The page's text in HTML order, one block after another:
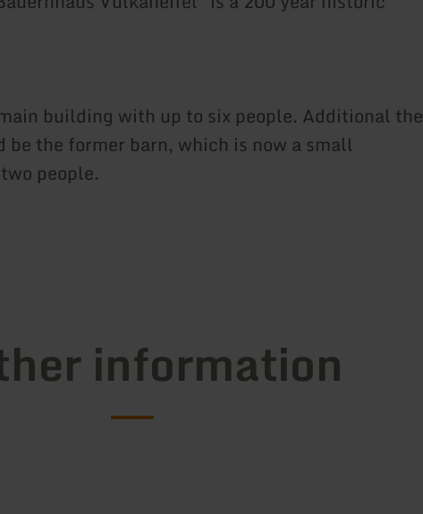
building with up to six people. Additional the
be the former barn, which is now a small
people.
information